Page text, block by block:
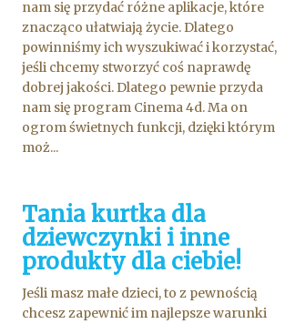
nam się przydać różne aplikacje, które
znacząco ułatwiają życie. Dlatego
powinniśmy ich wyszukiwać i korzystać,
jeśli chcemy stworzyć coś naprawdę
dobrej jakości. Dlatego pewnie przyda
nam się program Cinema 4d. Ma on
ogrom świetnych funkcji, dzięki którym
moż...
Tania kurtka dla
dziewczynki i inne
produkty dla ciebie!
Jeśli masz małe dzieci, to z pewnością
chcesz zapewnić im najlepsze warunki